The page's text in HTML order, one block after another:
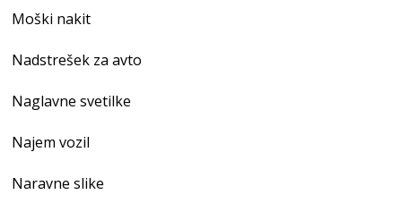
Moški nakit
Nadstrešek za avto
Naglavne svetilke
Najem vozil
Naravne slike